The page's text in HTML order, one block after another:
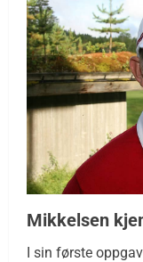
Mikkelsen
I sin første